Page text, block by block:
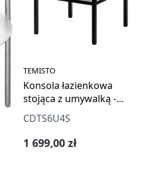
TEMISTO
Konsola łazienkowa
stojąca z umywalką -
56.5x40 cm
CDTS6U4S
Cena regularna:
1 699,00 zł